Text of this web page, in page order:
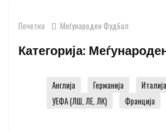
Почетна Меѓународен Фудбал
Категорија:
Англија Германија Италија
УЕФА (ЛШ, ЛЕ, ЛК)
Франција